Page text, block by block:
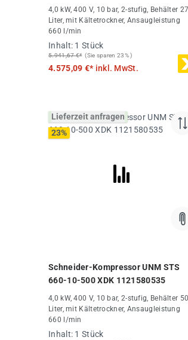
4,0 kW, 400 V, 10 bar, 2-stufig, Behälter
Liter, mit Kältetrockner, Ansaugleistung
660 l/min
Inhalt: 1 Stück
5.941,67 €* (Sie sparen 23% )
4.575,09 €* inkl. MwSt.
Lieferzeit anfragen
23%
Schneider-Kompressor UNM STS
660-10-500 XDK 1121580535
4,0 kW, 400 V, 10 bar, 2-stufig, Behälter
Liter, mit Kältetrockner, Ansaugleistung
660 l/min
Inhalt: 1 Stück